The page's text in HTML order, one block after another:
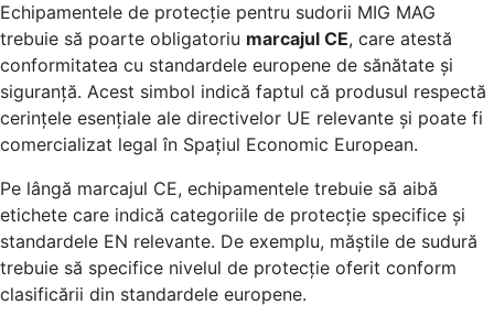
Echipamentele de protecție pentru sudorii MIG MAG
trebuie să poarte obligatoriu marcajul CE, care atestă
conformitatea cu standardele europene de sănătate și
siguranță. Acest simbol indică faptul că produsul respectă
cerințele esențiale ale directivelor UE relevante și poate fi
comercializat legal în Spațiul Economic European.
Pe lângă marcajul CE, echipamentele trebuie să aibă
etichete care indică categoriile de protecție specifice și
standardele EN relevante. De exemplu, măștile de sudură
trebuie să specifice nivelul de protecție oferit conform
clasificării din standardele europene.